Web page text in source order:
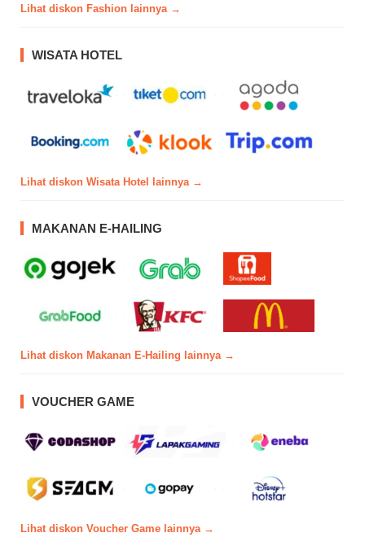
Lihat diskon Fashion lainnya →
WISATA HOTEL
Lihat diskon Wisata Hotel lainnya →
MAKANAN E-HAILING
Lihat diskon Makanan E-Hailing lainnya →
VOUCHER GAME
Lihat diskon Voucher Game lainnya →